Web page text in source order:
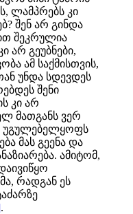
ლამპრებს კი
შენ არ გინდა
შეკრულია
არ გეუბნები,
ამ საქმისთვის,
უნდა სდევდეს
შენი
კი არ
მათგანს ვერ
უგულებელყოფს
მას გეენა და
ამიტომ,
რადგან ეს
.